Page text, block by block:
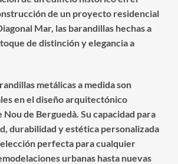
de un proyecto residencial
Mar, las barandillas hechas a
de distinción y elegancia a
metálicas a medida son
en el diseño arquitectónico
de Berguedà. Su capacidad para
durabilidad y estética personalizada
perfecta para cualquier
urbanas hasta nuevas